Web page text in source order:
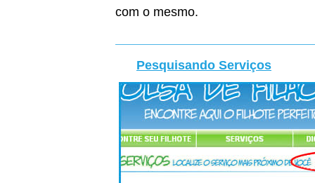
com o mesmo.
Pesquisando Serviços